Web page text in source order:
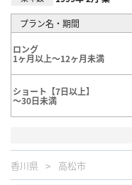
プラン名・期間
ロング
1ヶ月以上～12ヶ月未満
ショート【7日以上】
～30日未満
香川県 高松市